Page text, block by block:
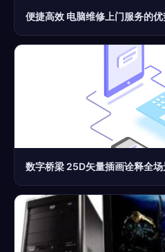
便捷高效 电脑维修上门服务的
数字桥梁 25D矢量插画诠释全